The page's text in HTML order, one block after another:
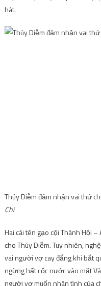
hát.
Thúy Diễm đảm nhận vai thứ
Chi
Hai cái tên gạo cội Thành Hội
cho Thúy Diễm. Tuy nhiên,
vai người vợ cay đắng khi bắt
ngừng hất cốc nước vào mặt
người vợ muốn nhân tình của